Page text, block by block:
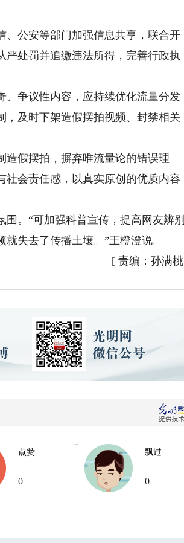
公安等部门加强信息共享，联合开
严处罚并追缴违法所得，完善行政执
争议性内容，应持续优化流量分发
，及时下架造假摆拍视频、封禁相关
假摆拍，摒弃唯流量论的错误理
社会责任感，以真实原创的优质内容
。“可加强科普宣传，提高网友辨别
失去了传播土壤。”王橙澄说。
[ 责编：孙满桃
点赞
0
飘过
0